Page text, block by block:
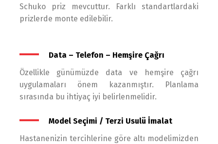
Schuko priz mevcuttur. Farklı standartlardaki
prizlerde monte edilebilir.
Data – Telefon – Hemşire Çağrı
Özellikle günümüzde data ve hemşire çağrı
uygulamaları önem kazanmıştır. Planlama
sırasında bu ihtiyaç iyi belirlenmelidir.
Model Seçimi / Terzi Usulü İmalat
Hastanenizin tercihlerine göre altı modelimizden